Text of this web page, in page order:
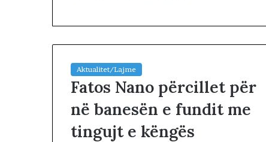
Aktualitet/Lajme
Fatos Nano përcillet për
në banesën e fundit me
tingujt e këngës
N
D